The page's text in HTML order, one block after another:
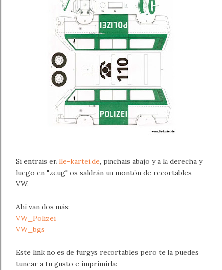
Si entrais en lle-kartei.de, pinchais abajo y a la derecha y
luego en "zeug" os saldrán un montón de recortables
VW.
Ahí van dos más:
VW_Polizei
VW_bgs
Este link no es de furgys recortables pero te la puedes
tunear a tu gusto e imprimirla: